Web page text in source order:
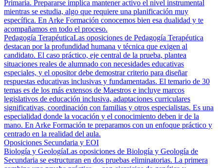
Primaria. Prepararse implica mantener activo el nivel instrumental
mientras se estudia, algo que requiere una planificación muy
específica. En Arke Formación conocemos bien esa dualidad y te
acompañamos en todo el proceso.
Pedagogía TerapéuticaLas oposiciones de Pedagogía Terapéutica
destacan por la profundidad humana y técnica que exigen al
candidato. El caso práctico, eje central de la prueba, plantea
situaciones reales de alumnado con necesidades educativas
especiales, y el opositor debe demostrar criterio para diseñar
respuestas educativas inclusivas y fundamentadas. El temario de 30
temas es de los más extensos de Maestros e incluye marcos
legislativos de educación inclusiva, adaptaciones curriculares
significativas, coordinación con familias y otros especialistas. Es una
especialidad donde la vocación y el conocimiento deben ir de la
mano. En Arke Formación te preparamos con un enfoque práctico y
centrado en la realidad del aula.
Oposiciones Secundaria y EOI
Biología y GeologíaLas oposiciones de Biología y Geología de
Secundaria se estructuran en dos pruebas eliminatorias. La primera